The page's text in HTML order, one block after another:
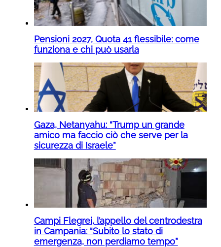
Pensioni 2027, Quota 41 flessibile: come
funziona e chi può usarla
Gaza, Netanyahu: “Trump un grande
amico ma faccio ciò che serve per la
sicurezza di Israele”
Campi Flegrei, l’appello del centrodestra
in Campania: “Subito lo stato di
emergenza, non perdiamo tempo”